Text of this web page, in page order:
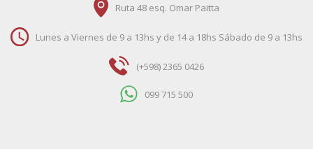
Ruta 48 esq. Omar Paitta
Lunes a Viernes de 9 a 13hs y de 14 a 18hs Sábado de 9 a 13hs
(+598) 2365 0426
099 715 500